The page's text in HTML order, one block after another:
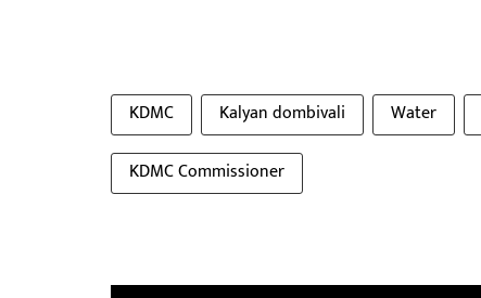
KDMC Kalyan dombivali Water
KDMC Commissioner